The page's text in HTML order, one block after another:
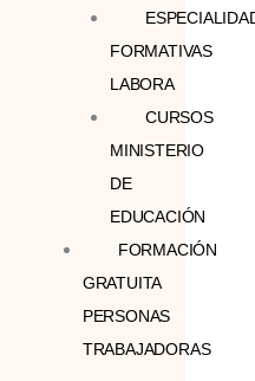
FORMATIVAS
LABORA
CURSOS
MINISTERIO
DE
EDUCACIÓN
FORMACIÓN
GRATUITA
PERSONAS
TRABAJADORAS